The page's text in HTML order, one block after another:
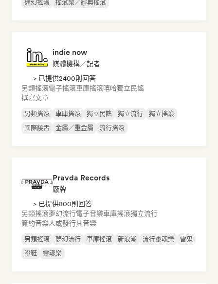
迷幻搖滾 搖滾樂／經典搖滾
indie now
媒體機構／記者
> 已提供2400則回答
另類搖滾電子搖滾車庫搖滾嘻哈獨立民謠
撰寫文章
另類搖滾 車庫搖滾 獨立民謠 獨立流行
獨立搖滾
國際饒舌
金屬／重金屬 流行搖滾
Pravda Records
廠牌
> 已提供800則回答
另類搖滾夢幻流行電子音樂車庫搖滾獨立流行
簽約音樂人或發行其音樂
另類搖滾 夢幻流行 車庫搖滾 新浪潮 流行靈魂樂
雷鬼
瞪鞋
靈魂樂